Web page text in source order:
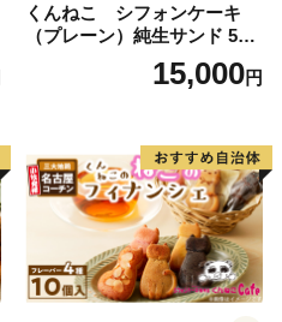
くんねこ シフォンケーキ
（プレーン）純生サンド 5個
15,000円